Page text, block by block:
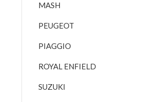
MASH
PEUGEOT
PIAGGIO
ROYAL ENFIELD
SUZUKI